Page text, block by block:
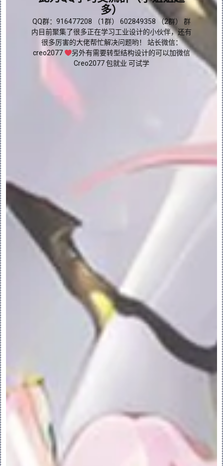
(Surface) 选项卡，可在其中从两条或多条
曲线创建曲面，或者从边界和内部曲线创建三
边界或四边界曲面。
“曲面编辑”(Surface Edit) - 打开“曲面
编辑”(Surface Edit) 选项卡，可在其中
通过编辑控制点和节点来修改曲面形状。
“曲面连接”(Surface Connect) 选项卡，
“曲率”(Curvature) - 打开“曲率”
(Curvature) 分析对话框。计算并显示曲
线、边或曲面的曲率。从数学的角度来说，曲
率等于 1/半径。
“反射”(Reflection) - 打开“反射”
(Reflection) 分析对话框。- 显示代表从
指定方向观察时在曲面上来自线性光源的反射
的曲线。
“节点”(Knots) - 打开“节点”(Knots)
分析对话框。
“连接”(Connection) - 打开“连接分析”
(Connection Analysis) 对话框。
“拔模”(Draft) - 打开“拔模”(Draft)
分析对话框。- 分析零件设计以确定要在模具
中使用的零件是否需要拔模。显示绘制的彩色
出图。
“着色曲率”(Shaded Curvature) 分析对
话框。计算并显示曲面上每点处的最小和最大
法向曲率值。
“斜率”(Slope) - 打开“斜率”(Slope)
分析对话框。- 彩色显示相对于零件上的参考
多）
QQ群：916477208 （1群） 602849358 （2群） 群
内目前聚集了很多正在学习工业设计的小伙伴，还有
很多厉害的大佬帮忙解决问题哟！ 站长微信：
creo2077
另外有需要转型结构设计的可以加微信
Creo2077 包就业 可试学
点我直接加群嘛